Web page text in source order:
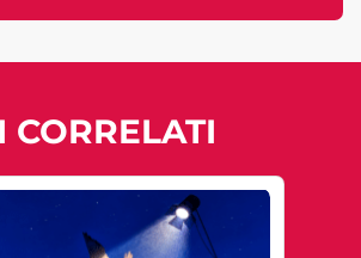
CORRELATI